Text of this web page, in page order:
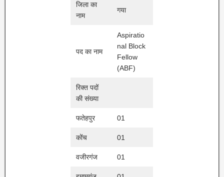
जिला का
नाम
गया
पद का नाम
Aspiratio
nal Block
Fellow
(ABF)
रिक्त पदों
की संख्या
फतेहपुर 01
कोंच 01
वजीरगंज 01